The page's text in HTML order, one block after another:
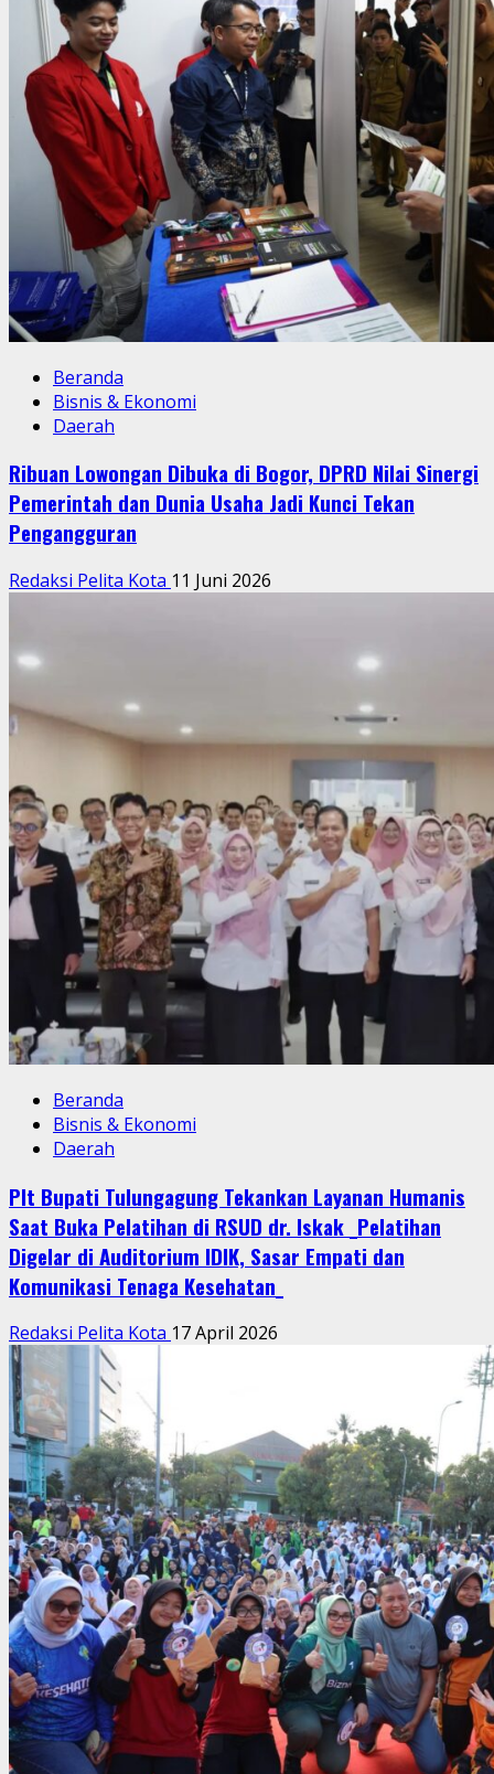
Beranda
Bisnis & Ekonomi
Daerah
Ribuan Lowongan Dibuka di Bogor, DPRD Nilai Sinergi
Pemerintah dan Dunia Usaha Jadi Kunci Tekan
Pengangguran
Redaksi Pelita Kota 11 Juni 2026
Beranda
Bisnis & Ekonomi
Daerah
Plt Bupati Tulungagung Tekankan Layanan Humanis
Saat Buka Pelatihan di RSUD dr. Iskak _Pelatihan
Digelar di Auditorium IDIK, Sasar Empati dan
Komunikasi Tenaga Kesehatan_
Redaksi Pelita Kota 17 April 2026